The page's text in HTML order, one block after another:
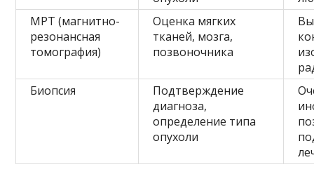
МРТ (магнитно-
резонансная
томография)
Оценка мягких
тканей, мозга,
позвоночника
Биопсия
Подтверждение
диагноза,
определение типа
опухоли